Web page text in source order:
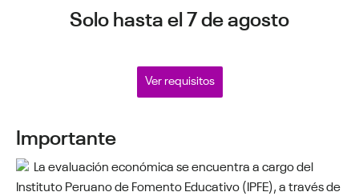
Solo hasta el 7 de agosto
Ver requisitos
Importante
La evaluación económica se encuentra a cargo del
Instituto Peruano de Fomento Educativo (IPFE), a través de